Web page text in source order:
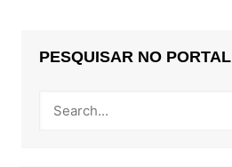
PESQUISAR NO PORTAL